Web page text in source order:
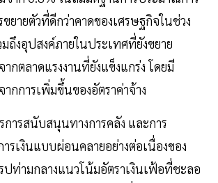
ยายตัวที่ดีกว่าคาดของเศรษฐกิจในช่วง
ถึงอุปสงค์ภายในประเทศที่ยังขยาย
ากตลาดแรงงานที่ยังแข็งแกร่ง โดยมี
การเพิ่มขึ้นของอัตราค่าจ้าง
ารสนับสนุนทางการคลัง และการ
รเงินแบบผ่อนคลายอย่างต่อเนื่องของ
ปท่ามกลางแนวโน้มอัตราเงินเฟ้อที่ชะลอ